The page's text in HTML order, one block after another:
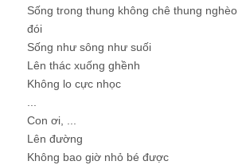
Sống trong thung không chê thung nghèo
đói
Sống như sông như suối
Lên thác xuống ghềnh
Không lo cực nhọc
...
Con ơi, ...
Lên đường
Không bao giờ nhỏ bé được